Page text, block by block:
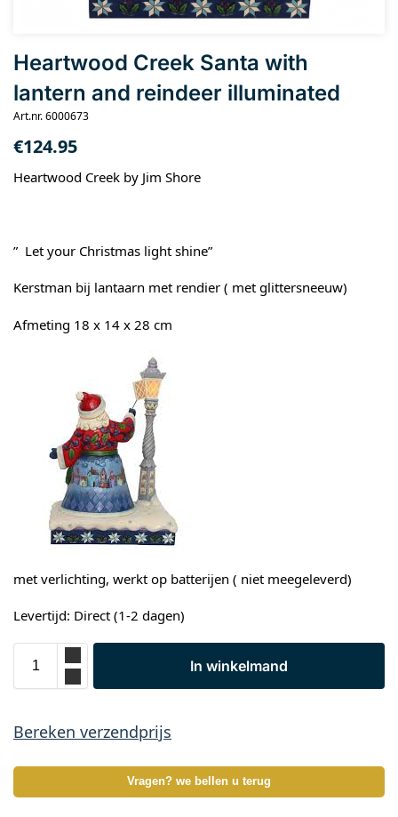
Heartwood Creek Santa with
lantern and reindeer illuminated
Art.nr. 6000673
€124.95
Heartwood Creek by Jim Shore
” Let your Christmas light shine”
Kerstman bij lantaarn met rendier ( met glittersneeuw)
Afmeting 18 x 14 x 28 cm
met verlichting, werkt op batterijen ( niet meegeleverd)
Levertijd: Direct (1-2 dagen)
In winkelmand
Bereken verzendprijs
Vragen? we bellen u terug